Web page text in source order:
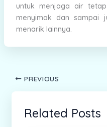
untuk menjaga air
menyimak dan sampai
menarik lainnya.
PREVIOUS
Related Posts